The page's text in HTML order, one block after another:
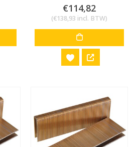
0out of 5
€114,82
(€138,93 incl. BTW)